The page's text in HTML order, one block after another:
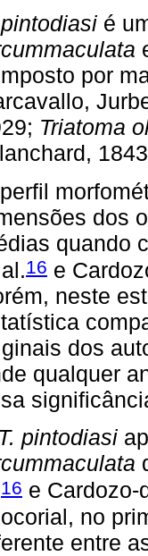
é
por
Triatoma
dos
quando
16 e
neste
dos
qualquer
T. pintodiasi
16 e Cardozo-
no
entre